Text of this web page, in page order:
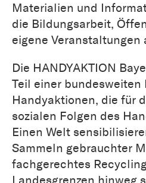
Materialien und
die Bildungsarbeit,
eigene Veranstaltungen
Die HANDYAKTION
Teil einer bundesweiten
Handyaktionen, die für
sozialen Folgen des
Einen Welt
Sammeln gebrauchter
fachgerechtes
Landesgrenzen hinweg